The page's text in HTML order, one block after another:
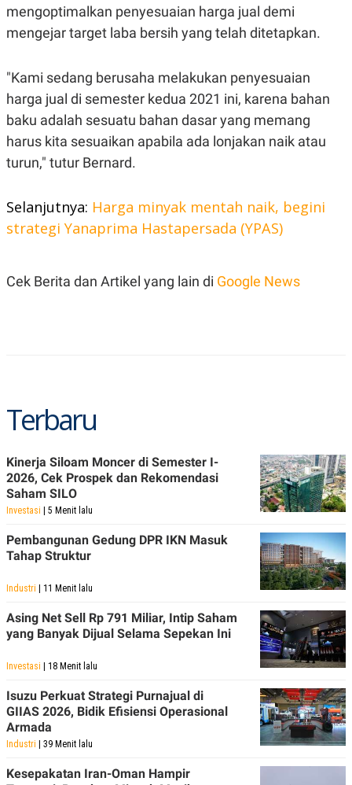
A
P
E
V
E
R
S
N
G
K
G
M
A
.
I
POLICY
mengoptimalkan penyesuaian harga jual demi
mengejar target laba bersih yang telah ditetapkan.
"Kami sedang berusaha melakukan penyesuaian
harga jual di semester kedua 2021 ini, karena bahan
baku adalah sesuatu bahan dasar yang memang
harus kita sesuaikan apabila ada lonjakan naik atau
turun," tutur Bernard.
Selanjutnya: Harga minyak mentah naik, begini
strategi Yanaprima Hastapersada (YPAS)
Cek Berita dan Artikel yang lain di Google News
Terbaru
Kinerja Siloam Moncer di Semester I-
2026, Cek Prospek dan Rekomendasi
Saham SILO
Investasi | 5 Menit lalu
Pembangunan Gedung DPR IKN Masuk
Tahap Struktur
Industri | 11 Menit lalu
Asing Net Sell Rp 791 Miliar, Intip Saham
yang Banyak Dijual Selama Sepekan Ini
Investasi | 18 Menit lalu
Isuzu Perkuat Strategi Purnajual di
GIIAS 2026, Bidik Efisiensi Operasional
Armada
Industri | 39 Menit lalu
Kesepakatan Iran-Oman Hampir